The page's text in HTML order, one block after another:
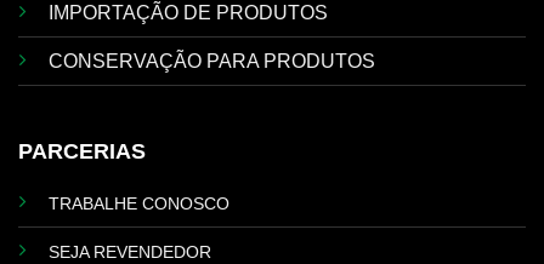
IMPORTAÇÃO DE PRODUTOS
CONSERVAÇÃO PARA PRODUTOS
PARCERIAS
TRABALHE CONOSCO
SEJA REVENDEDOR